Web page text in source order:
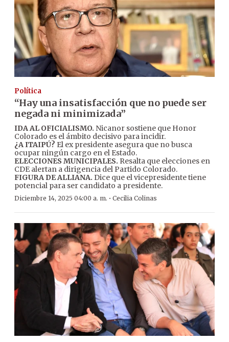
Política
“Hay una insatisfacción que no puede ser
negada ni minimizada”
IDA AL OFICIALISMO. Nicanor sostiene que Honor
Colorado es el ámbito decisivo para incidir.
¿A ITAIPÚ? El ex presidente asegura que no busca
ocupar ningún cargo en el Estado.
ELECCIONES MUNICIPALES. Resalta que elecciones en
CDE alertan a dirigencia del Partido Colorado.
FIGURA DE ALLIANA. Dice que el vicepresidente tiene
potencial para ser candidato a presidente.
Diciembre 14, 2025 04:00 a. m. · Cecilia Colinas